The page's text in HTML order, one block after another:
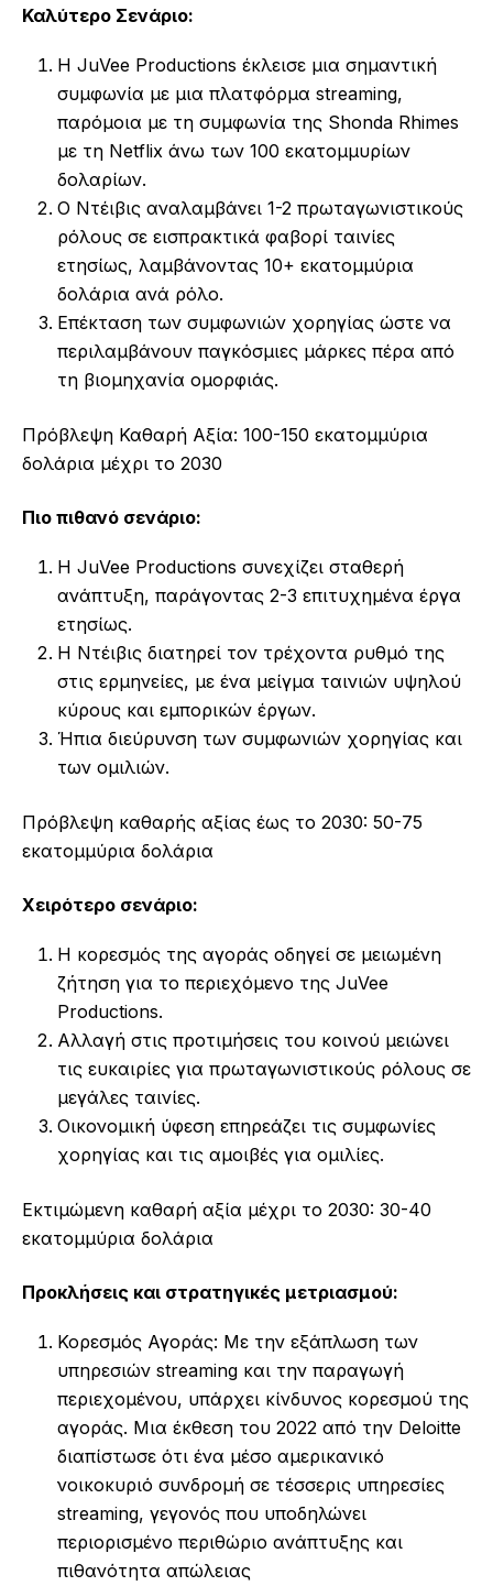
Καλύτερο Σενάριο:
Η JuVee Productions έκλεισε μια σημαντική
συμφωνία με μια πλατφόρμα streaming,
παρόμοια με τη συμφωνία της Shonda Rhimes
με τη Netflix άνω των 100 εκατομμυρίων
δολαρίων.
Ο Ντέιβις αναλαμβάνει 1-2 πρωταγωνιστικούς
ρόλους σε εισπρακτικά φαβορί ταινίες
ετησίως, λαμβάνοντας 10+ εκατομμύρια
δολάρια ανά ρόλο.
Επέκταση των συμφωνιών χορηγίας ώστε να
περιλαμβάνουν παγκόσμιες μάρκες πέρα από
τη βιομηχανία ομορφιάς.
Πρόβλεψη Καθαρή Αξία: 100-150 εκατομμύρια
δολάρια μέχρι το 2030
Πιο πιθανό σενάριο:
Η JuVee Productions συνεχίζει σταθερή
ανάπτυξη, παράγοντας 2-3 επιτυχημένα έργα
ετησίως.
Η Ντέιβις διατηρεί τον τρέχοντα ρυθμό της
στις ερμηνείες, με ένα μείγμα ταινιών υψηλού
κύρους και εμπορικών έργων.
Ήπια διεύρυνση των συμφωνιών χορηγίας και
των ομιλιών.
Πρόβλεψη καθαρής αξίας έως το 2030: 50-75
εκατομμύρια δολάρια
Χειρότερο σενάριο:
Η κορεσμός της αγοράς οδηγεί σε μειωμένη
ζήτηση για το περιεχόμενο της JuVee
Productions.
Αλλαγή στις προτιμήσεις του κοινού μειώνει
τις ευκαιρίες για πρωταγωνιστικούς ρόλους σε
μεγάλες ταινίες.
Οικονομική ύφεση επηρεάζει τις συμφωνίες
χορηγίας και τις αμοιβές για ομιλίες.
Εκτιμώμενη καθαρή αξία μέχρι το 2030: 30-40
εκατομμύρια δολάρια
Προκλήσεις και στρατηγικές μετριασμού:
Κορεσμός Αγοράς: Με την εξάπλωση των
υπηρεσιών streaming και την παραγωγή
περιεχομένου, υπάρχει κίνδυνος κορεσμού της
αγοράς. Μια έκθεση του 2022 από την Deloitte
διαπίστωσε ότι ένα μέσο αμερικανικό
νοικοκυριό συνδρομή σε τέσσερις υπηρεσίες
streaming, γεγονός που υποδηλώνει
περιορισμένο περιθώριο ανάπτυξης και
πιθανότητα απώλειας